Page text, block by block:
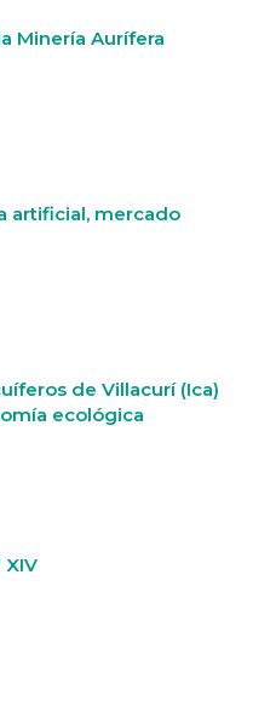
Minería Aurífera
artificial, mercado
de Villacurí (Ica)
ecológica
XIV